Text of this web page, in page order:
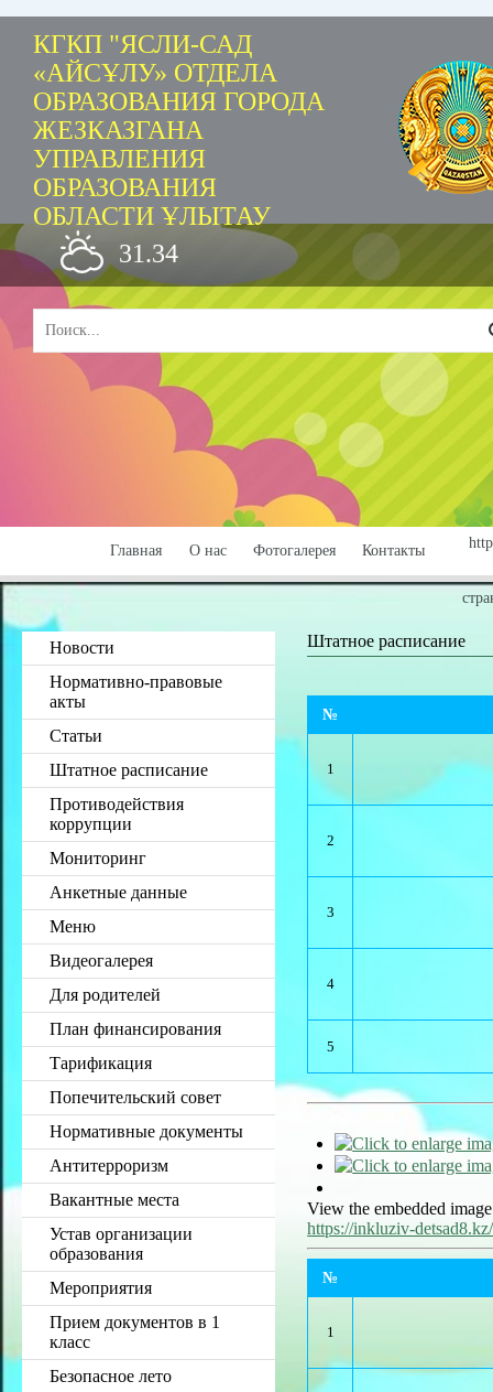
КГКП "ЯСЛИ-САД
«АЙСҰЛУ» ОТДЕЛА
ОБРАЗОВАНИЯ ГОРОДА
ЖЕЗКАЗГАНА
УПРАВЛЕНИЯ
ОБРАЗОВАНИЯ
ОБЛАСТИ ҰЛЫТАУ
31.34
Главная О нас Фотогалерея Контакты
Новости
Нормативно-правовые
акты
Статьи
Штатное расписание
Противодействия
коррупции
Мониторинг
Анкетные данные
Меню
Видеогалерея
Для родителей
План финансирования
Тарификация
Попечительский совет
Нормативные документы
Антитерроризм
Вакантные места
Устав организации
образования
Мероприятия
Прием документов в 1
класс
Безопасное лето
Штатное расписание
№
1
2
3
4
5
View the embedded
https://inkluziv-
№
1